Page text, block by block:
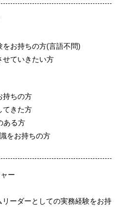
お持ちの方(言語不問)
せていきたい方
持ちの方
てきた方
ある方
をお持ちの方
ー
ーダーとしての実務経験をお持